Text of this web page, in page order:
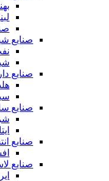
صنایع
صنایع
صنایع
صنایع
صنایع